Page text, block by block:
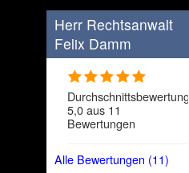
Herr Rechtsanwalt
Felix Damm
Durchschnittsbewertung
5,0 aus 11
Bewertungen
Alle Bewertungen (11)